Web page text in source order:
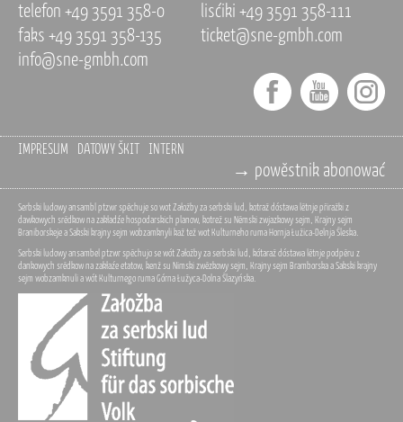
telefon +49 3591 358-0
faks +49 3591 358-135
info@sne-gmbh.com
lisćiki +49 3591 358-111
ticket@sne-gmbh.com
IMPRESUM DATOWY ŠKIT INTERN
→ powěstnik abonować
Serbski ludowy ansambl ptzwr spěchuje so wot Załožby za serbski lud, kotraž dóstawa lětnje přiražki z
dawkowych srědkow na zakładźe hospodarskich planow, kotrež su Němski zwjazkowy sejm, Krajny sejm
Braniborskeje a Sakski krajny sejm wobzamknyli kaž tež wot Kulturneho ruma Hornja Łužica-Delnja Šleska.
Serbski ludowy ansambel ptzwr spěchujo se wót Załožby za serbski lud, kótaraž dóstawa lětnje podpěru z
dankowych srědkow na zakłaźe etatow, kenž su Nimski zwězkowy sejm, Krajny sejm Bramborska a Sakski krajny
sejm wobzamknuli a wót Kulturnego ruma Górna Łužyca-Dolna Šlazyńska.